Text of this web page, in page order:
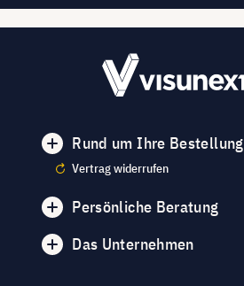
Rund um Ihre Bestellung
Vertrag widerrufen
Persönliche Beratung
Das Unternehmen